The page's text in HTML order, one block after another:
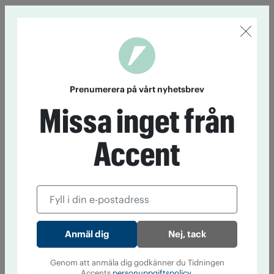
Prenumerera på vårt nyhetsbrev
Missa inget från
Accent
Nej, tack
Genom att anmäla dig godkänner du Tidningen